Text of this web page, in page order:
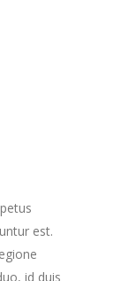
est.
id duis